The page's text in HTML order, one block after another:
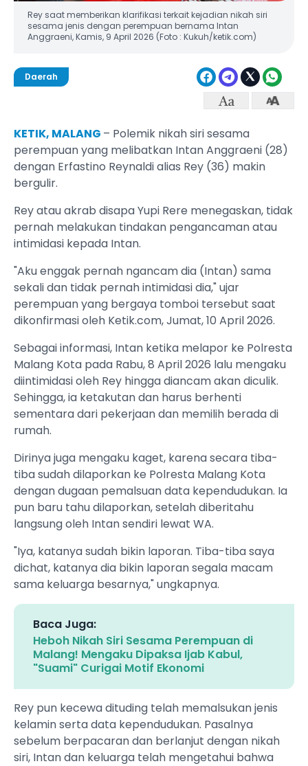
Rey saat memberikan klarifikasi terkait kejadian nikah siri
sesama jenis dengan perempuan bernama Intan
Anggraeni, Kamis, 9 April 2026 (Foto : Kukuh/ketik.com)
Daerah
KETIK, MALANG – Polemik nikah siri sesama
perempuan yang melibatkan Intan Anggraeni (28)
dengan Erfastino Reynaldi alias Rey (36) makin
bergulir.
Rey atau akrab disapa Yupi Rere menegaskan, tidak
pernah melakukan tindakan pengancaman atau
intimidasi kepada Intan.
"Aku enggak pernah ngancam dia (Intan) sama
sekali dan tidak pernah intimidasi dia," ujar
perempuan yang bergaya tomboi tersebut saat
dikonfirmasi oleh Ketik.com, Jumat, 10 April 2026.
Sebagai informasi, Intan ketika melapor ke Polresta
Malang Kota pada Rabu, 8 April 2026 lalu mengaku
diintimidasi oleh Rey hingga diancam akan diculik.
Sehingga, ia ketakutan dan harus berhenti
sementara dari pekerjaan dan memilih berada di
rumah.
Dirinya juga mengaku kaget, karena secara tiba-
tiba sudah dilaporkan ke Polresta Malang Kota
dengan dugaan pemalsuan data kependudukan. Ia
pun baru tahu dilaporkan, setelah diberitahu
langsung oleh Intan sendiri lewat WA.
"Iya, katanya sudah bikin laporan. Tiba-tiba saya
dichat, katanya dia bikin laporan segala macam
sama keluarga besarnya," ungkapnya.
Baca Juga:
Heboh Nikah Siri Sesama Perempuan di
Malang! Mengaku Dipaksa Ijab Kabul,
"Suami" Curigai Motif Ekonomi
Rey pun kecewa dituding telah memalsukan jenis
kelamin serta data kependudukan. Pasalnya
sebelum berpacaran dan berlanjut dengan nikah
siri, Intan dan keluarga telah mengetahui bahwa